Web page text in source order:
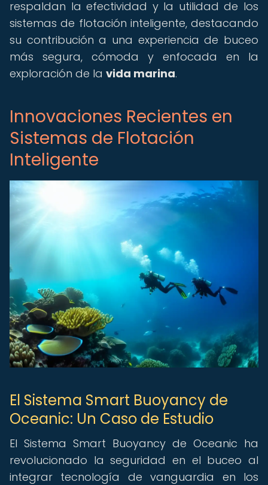
respaldan la efectividad y la utilidad de los
sistemas de flotación inteligente, destacando
su contribución a una experiencia de buceo
más segura, cómoda y enfocada en la
exploración de la vida marina.
Innovaciones Recientes en
Sistemas de Flotación
Inteligente
El Sistema Smart Buoyancy de
Oceanic: Un Caso de Estudio
El Sistema Smart Buoyancy de Oceanic ha
revolucionado la seguridad en el buceo al
integrar tecnología de vanguardia en los